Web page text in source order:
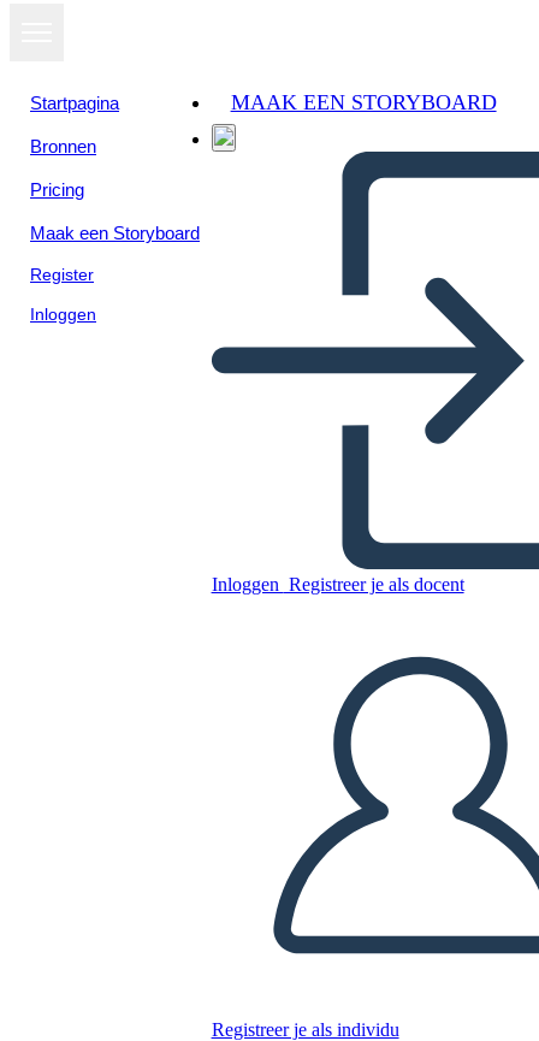
Startpagina
Bronnen
Pricing
Maak een Storyboard
Register
Inloggen
MAAK EEN STORYBOARD
Inloggen Registreer je als docent
Registreer je als individu
Untitled Storyboard
Kopieer dit Storyboard
MAAK EEN STORYBOARD
DIAVOORSTELLING AFSPELEN
LEES MIJ VOOR
Bekijk als
diavoorstelling